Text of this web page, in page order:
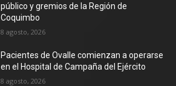
público y gremios de la Región de
Coquimbo
8 agosto, 2026
Pacientes de Ovalle comienzan a operarse
en el Hospital de Campaña del Ejército
8 agosto, 2026